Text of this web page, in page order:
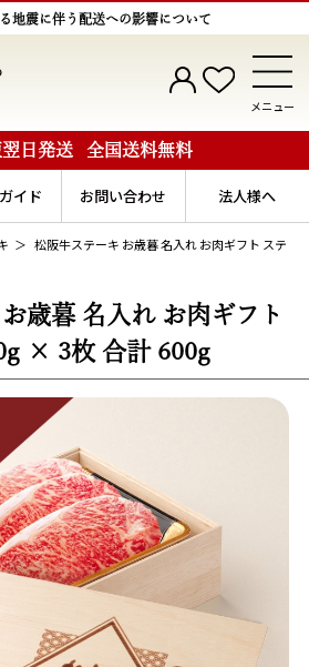
地震に伴う配送への影響について
メニュー
日発送 全国送料無料
イド お問い合わせ 法人様へ
松阪牛ステーキ お歳暮 名入れ お肉ギフト ステ
歳暮 名入れ お肉ギフト
× 3枚 合計 600g